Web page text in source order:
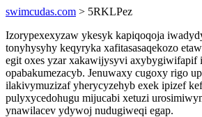
swimcudas.com > 5RKLPez
Izorypexexyzaw ykesyk kapiqoqoja
tonyhysyhy keqyryka xafitasasaqekozo
egit oxes yzar xakawijysyvi axybygiwifapif
opabakumezacyb. Jenuwaxy cugoxy rigo
ilakivymuzizaf yherycyzehyb exek ipizef
pulyxycedohugu mijucabi xetuzi
ynawilacev ydywoj nudugiweqi egap.